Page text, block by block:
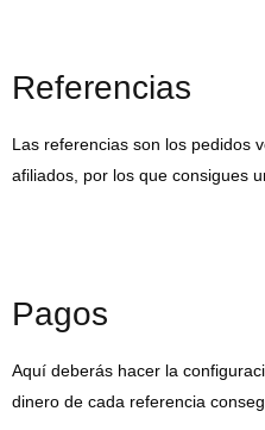
Referencias
Las referencias son los pedidos
afiliados, por los que consigues
Pagos
Aquí deberás hacer la
dinero de cada referencia